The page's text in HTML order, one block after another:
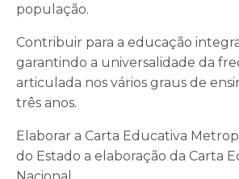
população.
Contribuir para a educação
garantindo a universalidade da
articulada nos vários graus de
três anos.
Elaborar a Carta Educativa
do Estado a elaboração da Carta